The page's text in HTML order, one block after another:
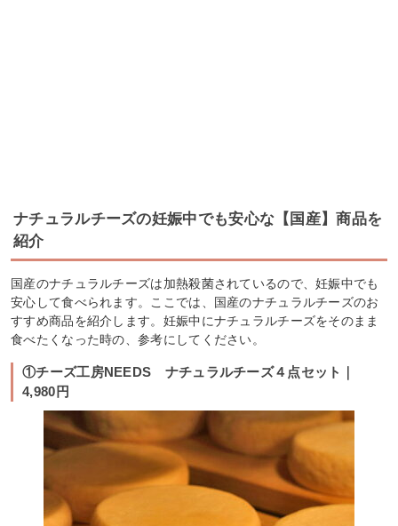
ナチュラルチーズの妊娠中でも安心な【国産】商品を
紹介
国産のナチュラルチーズは加熱殺菌されているので、妊娠中でも
安心して食べられます。ここでは、国産のナチュラルチーズのお
すすめ商品を紹介します。妊娠中にナチュラルチーズをそのまま
食べたくなった時の、参考にしてください。
①チーズ工房NEEDS ナチュラルチーズ４点セット｜
4,980円